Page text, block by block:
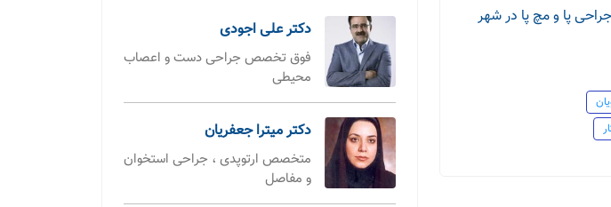
پا و مچ پا در شهر
دکتر علی اجودی
فوق تخصص جراحی دست و اعصاب
محیطی
دکتر میترا جعفریان
متخصص ارتوپدی ، جراحی استخوان
و مفاصل